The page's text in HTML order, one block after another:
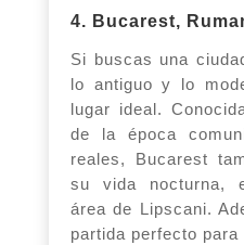
4. Bucarest,
Si buscas una
lo antiguo y lo
lugar ideal.
de la época
reales, Bucarest
su vida nocturna,
área de Lipscani.
partida perfecto